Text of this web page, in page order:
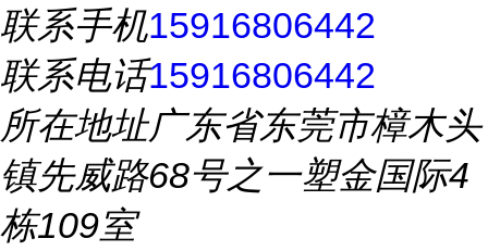
联系手机15916806442
联系电话15916806442
所在地址广东省东莞市樟木头
镇先威路68号之一塑金国际4
栋109室